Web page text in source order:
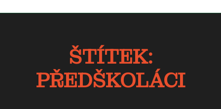
ŠTÍTEK:
PŘEDŠKOLÁCI